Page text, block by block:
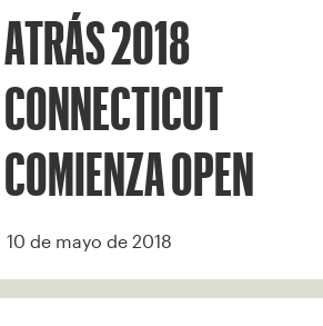
ATRÁS 2018
CONNECTICUT
COMIENZA OPEN
10 de mayo de 2018